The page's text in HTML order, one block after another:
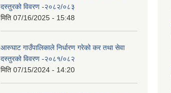
दस्तुरको विवरण -२०८२/०८३
मिति 07/16/2025 - 15:48
आरुघाट गाउँपालिकाले निर्धारण गरेको कर तथा सेवा
दस्तुरको विवरण -२०८१/०८२
मिति 07/15/2024 - 14:20